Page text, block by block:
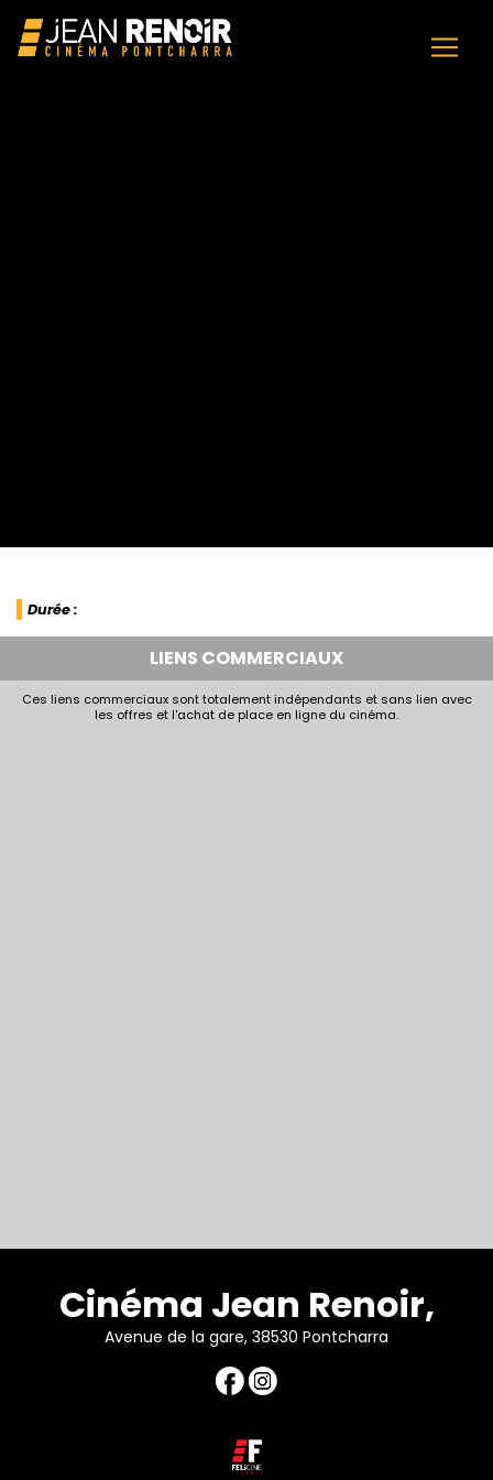
Durée :
LIENS COMMERCIAUX
Ces liens commerciaux sont totalement indépendants et sans lien avec
les offres et l'achat de place en ligne du cinéma.
Cinéma Jean Renoir,
Avenue de la gare, 38530 Pontcharra